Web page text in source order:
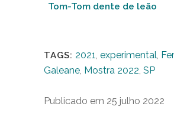
Tom-Tom dente de leão
TAGS: 2021 experimental
Galeane Mostra 2022 SP
Publicado em 25 julho 2022